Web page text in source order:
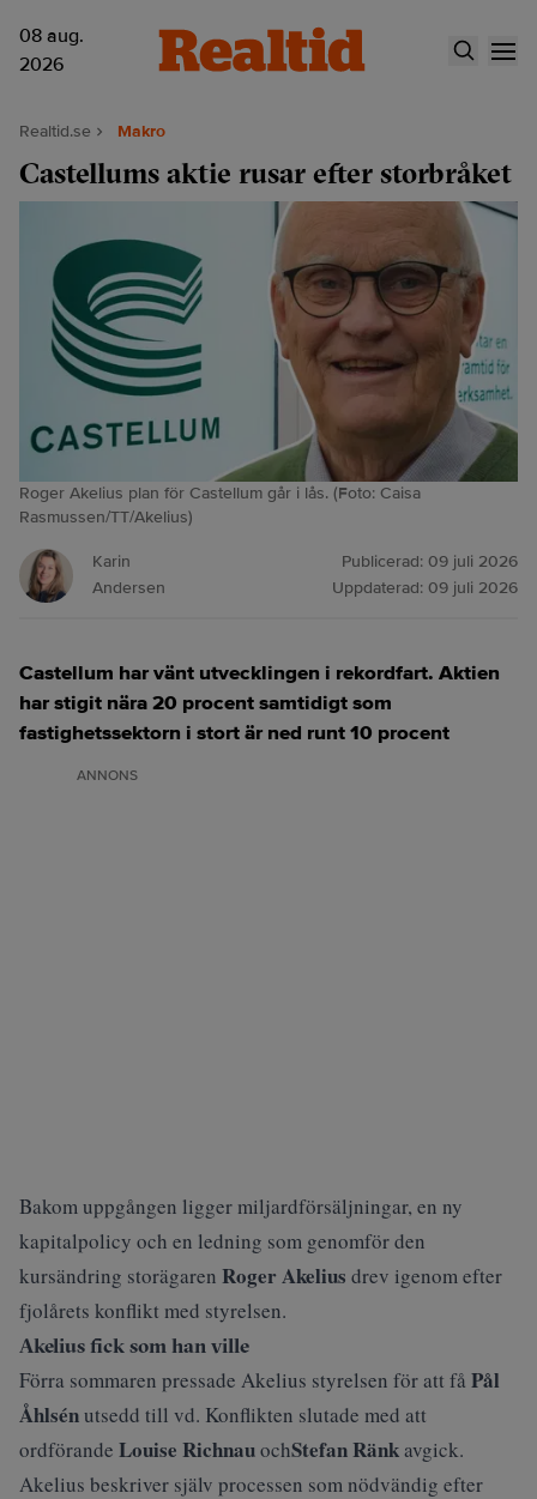
08 aug.
2026
Realtid.se Makro
Castellums aktie rusar efter storbråket
Roger Akelius plan för Castellum går i lås. (Foto: Caisa
Rasmussen/TT/Akelius)
Karin
Andersen
Publicerad: 09 juli 2026
Uppdaterad: 09 juli 2026
Castellum har vänt utvecklingen i rekordfart. Aktien
har stigit nära 20 procent samtidigt som
fastighetssektorn i stort är ned runt 10 procent
ANNONS
Bakom uppgången ligger miljardförsäljningar, en ny
kapitalpolicy och en ledning som genomför den
kursändring storägaren Roger Akelius drev igenom efter
fjolårets konflikt med styrelsen.
Akelius fick som han ville
Förra sommaren pressade Akelius styrelsen för att få Pål
Åhlsénutsedd till vd. Konflikten slutade med att
ordförande Louise RichnauochStefan Ränkavgick.
Akelius beskriver själv processen som nödvändig efter